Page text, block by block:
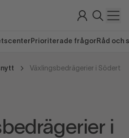
Prioriterade frågor Råd och
Växlingsbedrägerier i
i